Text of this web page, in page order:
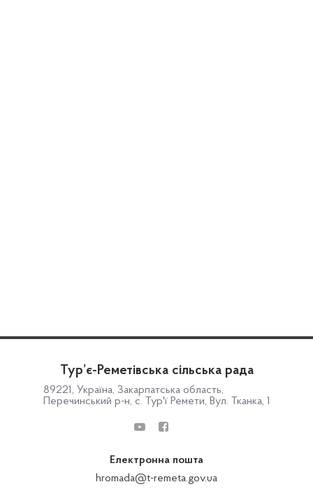
Тур’є-Реметівська сільська рада
89221, Україна, Закарпатська область,
Перечинський р-н, с. Тур'ї Ремети, Вул. Тканка, 1
Електронна пошта
hromada@t-remeta.gov.ua